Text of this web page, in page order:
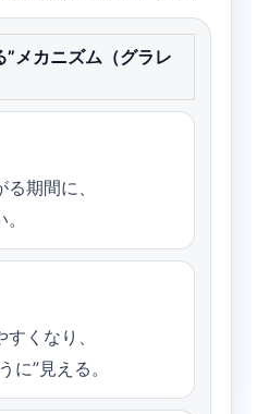
”メカニズム（グラレ
期間に、
くなり、
に”見える。